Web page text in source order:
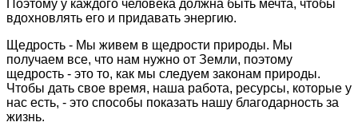
Поэтому у каждого человека должна быть мечта, чтобы
вдохновлять его и придавать энергию.
Щедрость - Мы живем в щедрости природы. Мы
получаем все, что нам нужно от Земли, поэтому
щедрость - это то, как мы следуем законам природы.
Чтобы дать свое время, наша работа, ресурсы, которые у
нас есть, - это способы показать нашу благодарность за
жизнь.